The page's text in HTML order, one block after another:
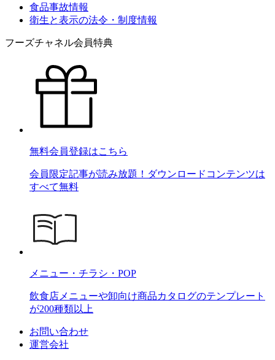
食品事故情報
衛生と表示の法令・制度情報
フーズチャネル会員特典
無料会員登録はこちら
会員限定記事が読み放題！ダウンロードコンテンツは
すべて無料
メニュー・チラシ・POP
飲食店メニューや卸向け商品カタログのテンプレート
が200種類以上
お問い合わせ
運営会社